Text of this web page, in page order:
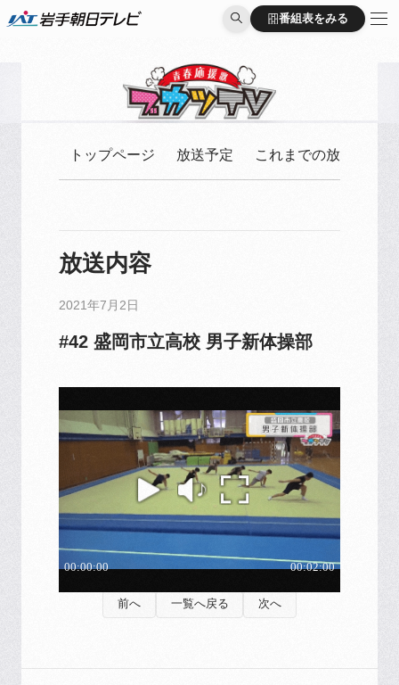
番組表をみる
番組表をみる
トップページ 放送予定 これまでの放送
放送内容
2021年7月2日
#42 盛岡市立高校 男子新体操部
前へ 一覧へ戻る 次へ